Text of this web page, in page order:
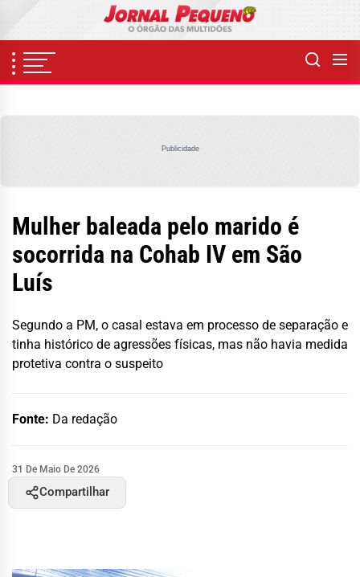
content
Publicidade
Mulher baleada pelo marido é
socorrida na Cohab IV em São
Luís
Segundo a PM, o casal estava em processo de separação e
tinha histórico de agressões físicas, mas não havia medida
protetiva contra o suspeito
Fonte: Da redação
31 De Maio De 2026
Compartilhar